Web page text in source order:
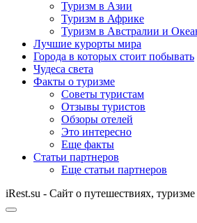
Туризм в Азии
Туризм в Африке
Туризм в Австралии и
Лучшие курорты мира
Города в которых стоит побывать
Чудеса света
Факты о туризме
Советы туристам
Отзывы туристов
Обзоры отелей
Это интересно
Еще факты
Статьи партнеров
Еще статьи партнеров
iRest.su - Сайт о путешествиях,